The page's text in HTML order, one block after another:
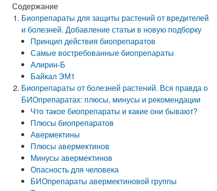
Содержание
Биопрепараты для защиты растений от вредителей
и болезней. Добавление статьи в новую подборку
Принцип действия биопрепаратов
Самые востребованные биопрепараты
Алирин-Б
Байкал ЭМ1
Биопрепараты от болезней растений. Вся правда о
БИОпрепаратах: плюсы, минусы и рекомендации
Что такое биопрепараты и какие они бывают?
Плюсы биопрепаратов
Авермектины
Плюсы авермектинов
Минусы авермектинов
Опасность для человека
БИОпрепараты авермектиновой группы